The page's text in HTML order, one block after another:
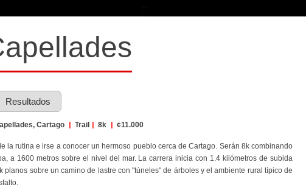
Resultados
Cartago | Trail | 8k | ¢11.000
la rutina e irse a conocer un hermoso pueblo cerca de Cartago. Serán 8k combinando
a 1600 metros sobre el nivel del mar. La carrera inicia con 1.4 kilómetros de subida
sobre un camino de lastre con "túneles" de árboles y el ambiente rural típico de